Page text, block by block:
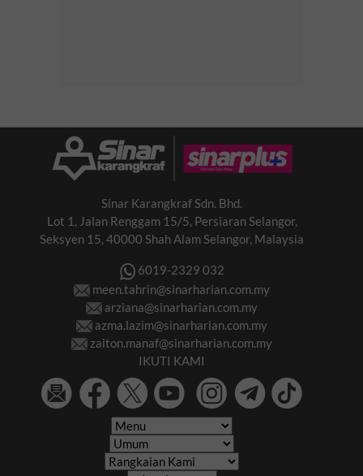
Sinar Karangkraf Sdn. Bhd.
Lot 1, Jalan Renggam 15/5, Persiaran Selangor,
Seksyen 15, 40000 Shah Alam Selangor, Malaysia
6019-2329 032
meen.tahrin@sinarharian.com.my
arziana@sinarharian.com.my
azma.lazim@sinarharian.com.my
zaiton.manaf@sinarharian.com.my
IKUTI KAMI